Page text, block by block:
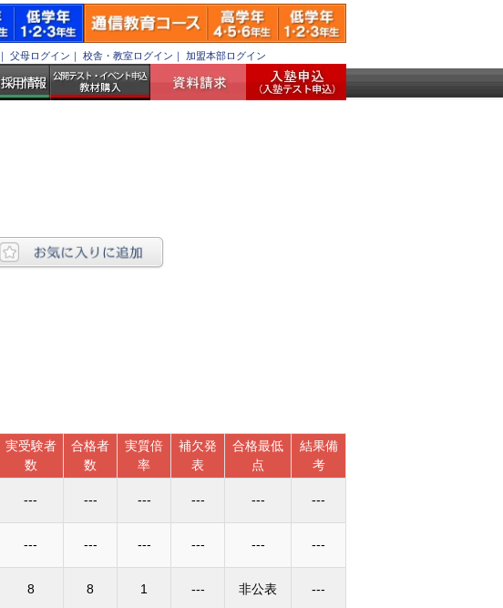
｜ 父母ログイン ｜ 校舎・教室ログイン ｜ 加盟本部ログイン
実受験者
数
合格者
数
実質倍
率
補欠発
表
合格最低
点
結果備
考
--- --- --- --- --- ---
--- --- --- --- --- ---
8 8 1 --- 非公表 ---